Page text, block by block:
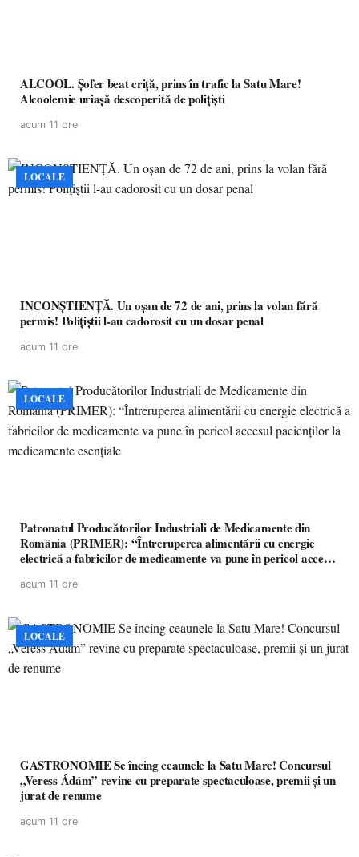
ALCOOL. Șofer beat criță, prins în trafic la Satu Mare!
Alcoolemie uriașă descoperită de polițiști
acum 11 ore
LOCALE
INCONȘTIENȚĂ. Un oșan de 72 de ani, prins la volan fără
permis! Polițiștii l-au cadorosit cu un dosar penal
acum 11 ore
LOCALE
Patronatul Producătorilor Industriali de Medicamente din
România (PRIMER): “Întreruperea alimentării cu energie
electrică a fabricilor de medicamente va pune în pericol accesul
acum 11 ore
LOCALE
GASTRONOMIE Se încing ceaunele la Satu Mare! Concursul
„Veress Ádám” revine cu preparate spectaculoase, premii și un
jurat de renume
acum 11 ore